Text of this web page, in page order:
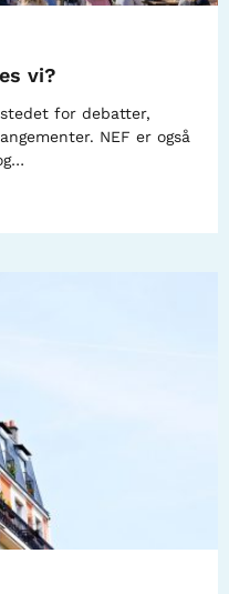
vi?
for debatter,
NEF er også